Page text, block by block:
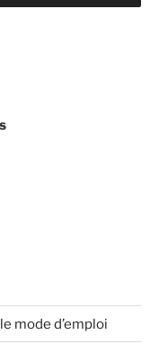
mode d’emploi